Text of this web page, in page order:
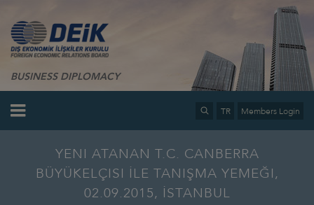
BUSINESS DIPLOMACY
TR Members Login
YENI ATANAN T.C. CANBERRA
BÜYÜKELÇISI İLE TANIŞMA YEMEĞI,
02.09.2015, İSTANBUL